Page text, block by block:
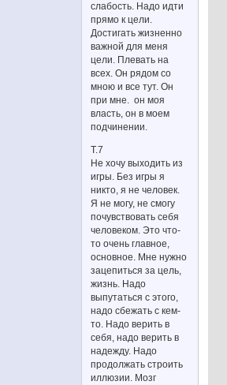
слабость. Надо идти
прямо к цели.
Достигать жизненно
важной для меня
цели. Плевать на
всех. Он рядом со
мною и все тут. Он
при мне. он моя
власть, он в моем
подчинении.
Т.7
Не хочу выходить из
игры. Без игры я
никто, я не человек.
Я не могу, не смогу
почувствовать себя
человеком. Это что-
то очень главное,
основное. Мне нужно
зацепиться за цель,
жизнь. Надо
выпутаться с этого,
надо сбежать с кем-
то. Надо верить в
себя, надо верить в
надежду. Надо
продолжать строить
иллюзии. Мозг